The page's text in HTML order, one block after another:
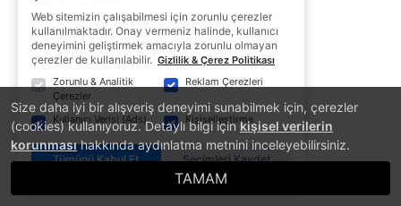
Size daha iyi bir alışveriş deneyimi sunabilmek için, çerezler
(cookies) kullanıyoruz. Detaylı bilgi içinkişisel verilerin
korunmasıhakkında aydınlatma metnini inceleyebilirsiniz.
TAMAM
Web sitemizin çalışabilmesi için zorunlu çerezler
kullanılmaktadır. Onay vermeniz halinde, kullanıcı
deneyimini geliştirmek amacıyla zorunlu olmayan
çerezler de kullanılabilir. Gizlilik & Çerez Politikası
Zorunlu & Analitik
Çerezler
Reklam Çerezleri
Kullanıcı Verisi (Ads) Kişiselleştirme
Tümünü Kabul Et Seçimleri Kaydet